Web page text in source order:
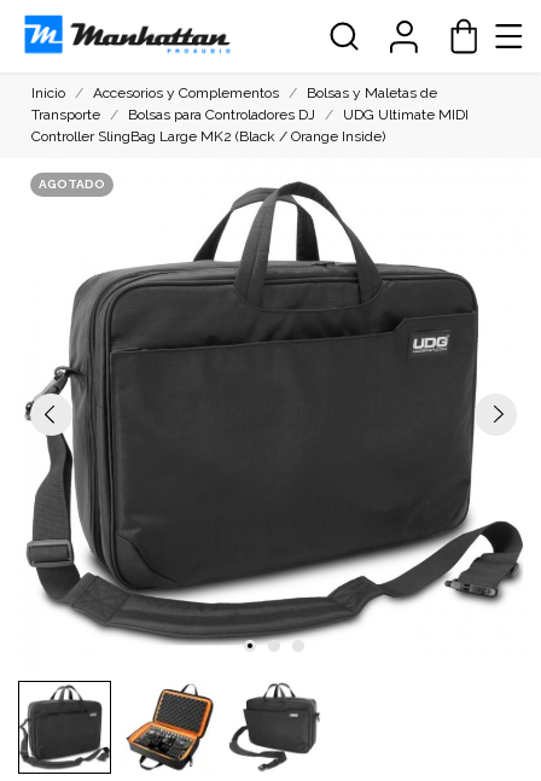
Inicio Accesorios y Complementos
Bolsas y Maletas de
Transporte
Bolsas para Controladores DJ
UDG Ultimate MIDI
Controller SlingBag Large MK2 (Black / Orange Inside)
AGOTADO